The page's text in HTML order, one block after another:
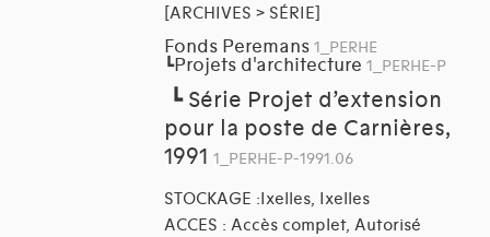
[ARCHIVES > SÉRIE]
Fonds Peremans 1_PERHE
┗Projets d'architecture 1_PERHE-P
┗ Série Projet d’extension
pour la poste de Carnières,
1991 1_PERHE-P-1991.06
STOCKAGE :Ixelles, Ixelles
ACCES : Accès complet, Autorisé